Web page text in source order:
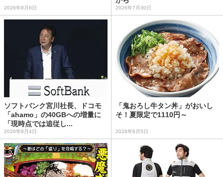
2026年8月8日 2026年7月30日
ソフトバンク宮川社長、ドコモ
「ahamo」の40GBへの増量に
「現時点では追従し...
2026年8月4日
「鬼おろし牛タン丼」がおいし
そ！夏限定で1110円～
2026年8月5日